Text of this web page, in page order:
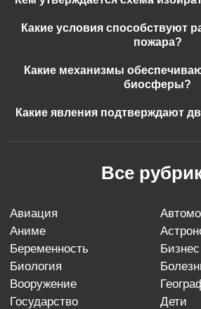
Какие условия способствуют
пожара?
Какие механизмы
биосферы?
Какие явления подтверждают
Все
авиация
аниме
беременность
бизнес
биология
вооружение
государство
дети